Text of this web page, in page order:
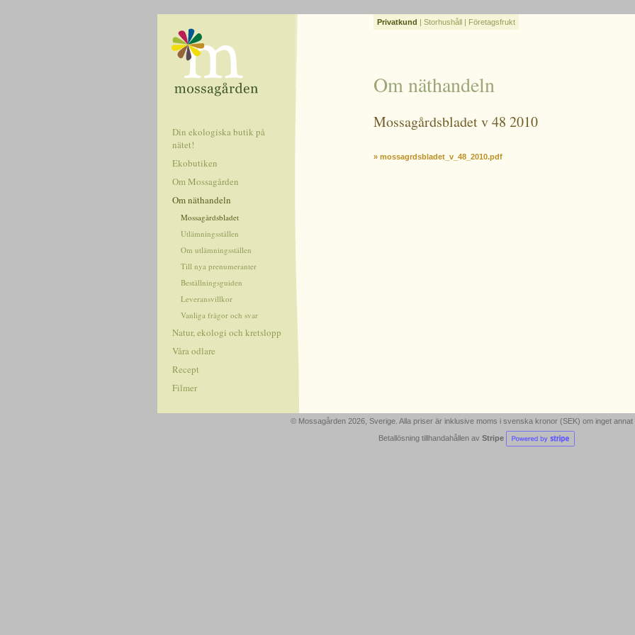
Din ekologiska butik på
nätet!
Ekobutiken
Om Mossagården
Om näthandeln
Mossagårdsbladet
Utlämningsställen
Om utlämningsställen
Till nya prenumeranter
Beställningsguiden
Leveransvillkor
Vanliga frågor och svar
Natur, ekologi och kretslopp
Våra odlare
Recept
Filmer
Privatkund | Storhushåll | Företagsfrukt
Om näthandeln
Mossagårdsbladet v 48 2010
» mossagrdsbladet_v_48_2010.pdf
© Mossagården 2026, Sverige. Alla priser är inklusive moms i svenska kronor (SEK) om inget annat
Betallösning tillhandahållen av Stripe